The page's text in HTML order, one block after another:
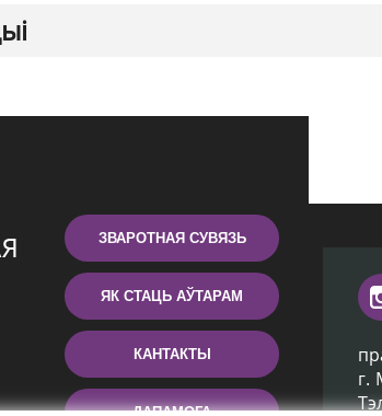
ЗВАРОТНАЯ СУВЯЗЬ
ЯК СТАЦЬ АЎТАРАМ
КАНТАКТЫ
ДАПАМОГА
г.